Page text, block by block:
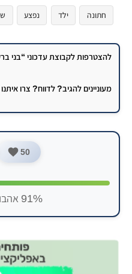
חתונה ילד נפצע
להצטרפות לקבוצת עדכוני “בני
מעוניינים להגיב? לדווח? צרו
50
91% אהבו את הכתבה